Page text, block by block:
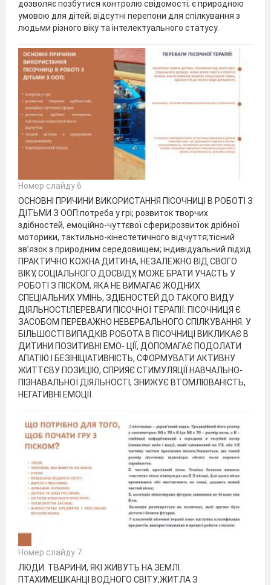
дозволяє позбутися контролю свідомості; є природною
умовою для дітей; відсутні перепони для спілкування з
людьми різного віку та інтелектуального статусу.
Номер слайду 6
ОСНОВНІ ПРИЧИНИ ВИКОРИСТАННЯ ПІСОЧНИЦІ В РОБОТІ З
ДІТЬМИ З ООП:потреба у грі; розвиток творчих
здібностей, емоційно-чуттєвої сфери;розвиток дрібної
моторики, тактильно-кінестетичного відчуття;тісний
зв’язок з природним середовищем; індивідуальний підхід.
ПРАКТИЧНО КОЖНА ДИТИНА, НЕЗАЛЕЖНО ВІД СВОГО
ВІКУ, СОЦІАЛЬНОГО ДОСВІДУ, МОЖЕ БРАТИ УЧАСТЬ У
РОБОТІ З ПІСКОМ, ЯКА НЕ ВИМАГАЄ ЖОДНИХ
СПЕЦІАЛЬНИХ УМІНЬ, ЗДІБНОСТЕЙ ДО ТАКОГО ВИДУ
ДІЯЛЬНОСТІ;ПЕРЕВАГИ ПІСОЧНОЇ ТЕРАПІЇ: ПІСОЧНИЦЯ Є
ЗАСОБОМ ПЕРЕВАЖНО НЕВЕРБАЛЬНОГО СПІЛКУВАННЯ. У
БІЛЬШОСТІ ВИПАДКІВ РОБОТА В ПІСОЧНИЦІ ВИКЛИКАЄ В
ДИТИНИ ПОЗИТИВНІ ЕМО- ЦІЇ, ДОПОМАГАЄ ПОДОЛАТИ
АПАТІЮ І БЕЗІНІЦІАТИВНІСТЬ, СФОРМУВАТИ АКТИВНУ
ЖИТТЄВУ ПОЗИЦІЮ, СПРИЯЄ СТИМУЛЯЦІЇ НАВЧАЛЬНО-
ПІЗНАВАЛЬНОЇ ДІЯЛЬНОСТІ, ЗНИЖУЄ ВТОМЛЮВАНІСТЬ,
НЕГАТИВНІ ЕМОЦІЇ.
Номер слайду 7
ЛЮДИ. ТВАРИНИ, ЯКІ ЖИВУТЬ НА ЗЕМЛІ.
ПТАХИМЕШКАНЦІ ВОДНОГО СВІТУ;ЖИТЛА З